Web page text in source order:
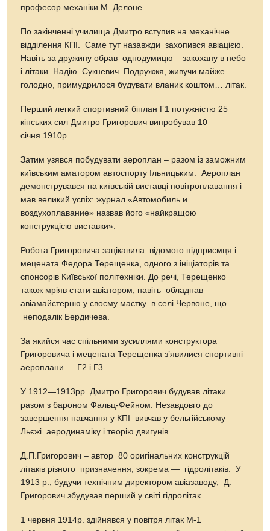
професор механіки М. Делоне.
По закінченні училища Дмитро вступив на механічне
відділення КПІ. Саме тут назавжди захопився авіацією.
Навіть за дружину обрав однодумицю – закохану в небо
і літаки Надію Сукневич. Подружжя, живучи майже
голодно, примудрилося будувати вланик коштом… літак.
Перший легкий спортивний біплан Г1 потужністю 25
кінських сил Дмитро Григорович випробував 10
січня 1910р.
Затим узявся побудувати аероплан – разом із заможним
київським аматором автоспорту Ільницьким. Аероплан
демонструвався на київській виставці повітроплавання і
мав великий успіх: журнал «Автомобиль и
воздухоплавание» назвав його «найкращою
конструкцією виставки».
Робота Григоровича зацікавила відомого підприємця і
мецената Федора Терещенка, одного з ініціаторів та
спонсорів Київської політехніки. До речі, Терещенко
також мріяв стати авіатором, навіть обладнав
авіамайстерню у своєму маєтку в селі Червоне, що
неподалік Бердичева.
За якийся час спільними зусиллями конструктора
Григоровича і мецената Терещенка з’явилися спортивні
аероплани — Г2 і Г3.
У 1912—1913рр. Дмитро Григорович будував літаки
разом з бароном Фальц-Фейном. Незавдовго до
завершення навчання у КПІ вивчав у бельгійському
Льєжі аеродинаміку і теорію двигунів.
Д.П.Григорович – автор 80 оригінальних конструкцій
літаків різного призначення, зокрема — гідролітаків. У
1913 р., будучи технічним директором авіазаводу, Д.
Григорович збудував перший у світі гідролітак.
1 червня 1914р. здійнявся у повітря літак М-1